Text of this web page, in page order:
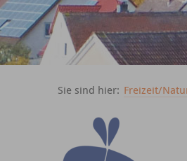
Sie sind hier: Freizeit/